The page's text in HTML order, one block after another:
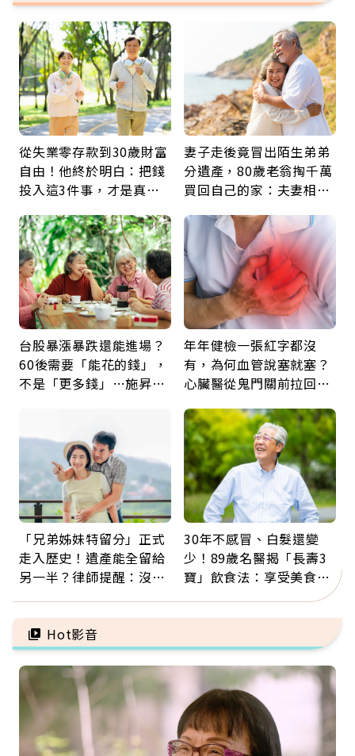
從失業零存款到30歲財富
自由！他終於明白：把錢
投入這3件事，才是真正
妻子走後竟冒出陌生弟弟
分遺產，80歲老翁掏千萬
買回自己的家：夫妻相守
台股暴漲暴跌還能進場？
60後需要「能花的錢」，
不是「更多錢」…施昇
年年健檢一張紅字都沒
有，為何血管說塞就塞？
心臟醫從鬼門關前拉回病
字
「兄弟姊妹特留分」正式
走入歷史！遺產能全留給
另一半？律師提醒：沒做
30年不感冒、白髮還變
少！89歲名醫揭「長壽3
寶」飲食法：享受美食不
忌口，偶爾也該吃點肉
Hot影音